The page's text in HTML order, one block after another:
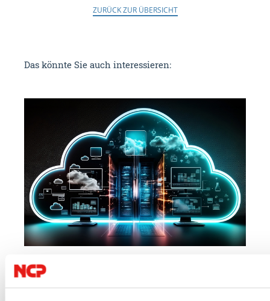
ZURÜCK ZUR ÜBERSICHT
Das könnte Sie auch interessieren:
23.07.2026